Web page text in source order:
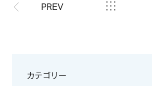
PREV
カテゴリー